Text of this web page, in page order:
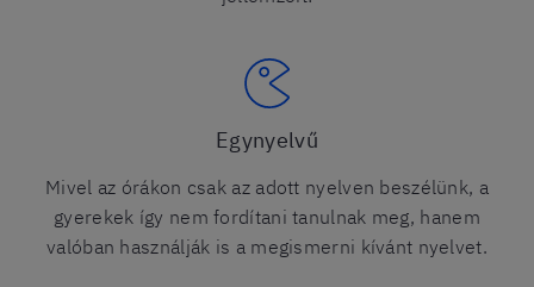
Egynyelvű
Mivel az órákon csak az adott nyelven beszélünk, a
gyerekek így nem fordítani tanulnak meg, hanem
valóban használják is a megismerni kívánt nyelvet.